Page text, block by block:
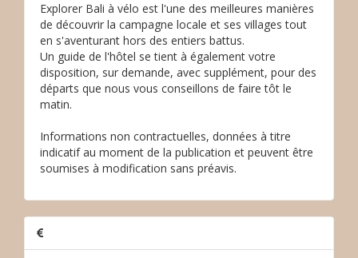
Explorer Bali à vélo est l'une des meilleures manières
de découvrir la campagne locale et ses villages tout
en s'aventurant hors des entiers battus.
Un guide de l'hôtel se tient à également votre
disposition, sur demande, avec supplément, pour des
départs que nous vous conseillons de faire tôt le
matin.
Informations non contractuelles, données à titre
indicatif au moment de la publication et peuvent être
soumises à modification sans préavis.